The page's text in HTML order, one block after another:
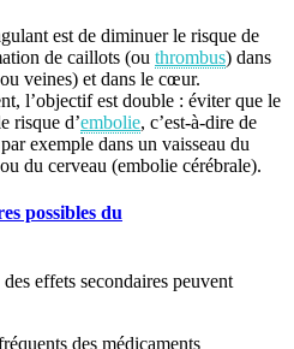
est de diminuer le risque de
de caillots (ou thrombus) dans
veines) et dans le cœur.
l’objectif est double : éviter que le
risque d’embolie, c’est-à-dire de
exemple dans un vaisseau du
du cerveau (embolie cérébrale).
possibles du
effets secondaires peuvent
des médicaments